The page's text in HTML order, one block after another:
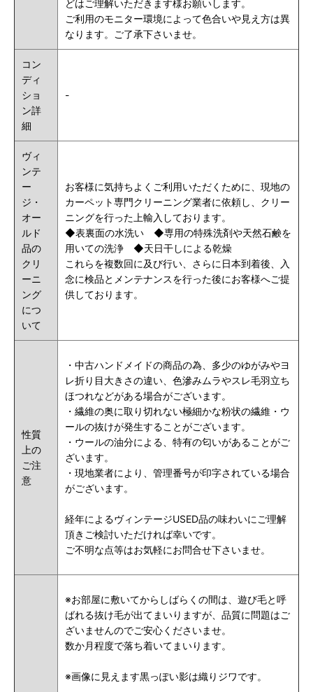
どはご理解いただきます様お願いします。
ご利用のモニター環境によって色合いや見え方は異
なります。ご了承下さいませ。
コン
ディ
ショ
ン詳
細
-
ヴィ
ンテ
ー
ジ・
オー
ルド
品の
クリ
ーニ
ング
につ
いて
お客様に気持ちよくご利用いただくために、現地の
カーペット専門クリーニング業者に依頼し、クリー
ニングを行った上輸入しております。
◆表裏面の水洗い ◆専用の特殊洗剤や天然石鹸を
用いての洗浄 ◆天日干しによる乾燥
これらを複数回に及び行い、さらに日本到着後、入
念に検品とメンテナンスを行った後にお客様へご提
供しております。
性質
上の
ご注
意
・ 中古ハンドメイドの商品の為、多少のゆがみやヨ
レ折り目大きさの違い、色滲みムラやスレ毛羽立ち
ほつれなどがある場合がございます。
・繊維の奥に取り切れない極細かな粉状の繊維・ウ
ールの抜けが発生することがございます。
・ウールの油分による、特有の匂いがあることがご
ざいます。
・現地業者により、管理番号が印字されている場合
がございます。
経年によるヴィンテージUSED品の味わいにご理解
頂きご検討いただければ幸いです。
ご不明な点等はお気軽にお問合せ下さいませ。
※お部屋に敷いてからしばらくの間は、遊び毛と呼
ばれる抜け毛が出てまいりますが、品質に問題はご
ざいませんのでご安心くださいませ。
数か月程度で落ち着いてまいります。
※画像に見えます黒っぽい影は織りジワです。